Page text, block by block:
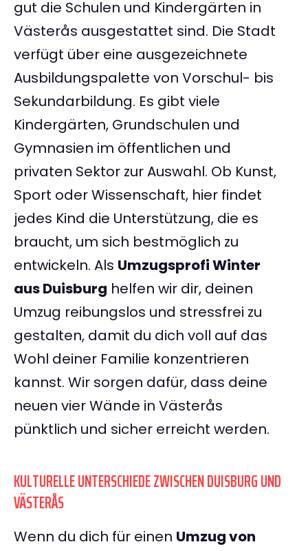
gut die Schulen und Kindergärten in
Västerås ausgestattet sind. Die Stadt
verfügt über eine ausgezeichnete
Ausbildungspalette von Vorschul- bis
Sekundarbildung. Es gibt viele
Kindergärten, Grundschulen und
Gymnasien im öffentlichen und
privaten Sektor zur Auswahl. Ob Kunst,
Sport oder Wissenschaft, hier findet
jedes Kind die Unterstützung, die es
braucht, um sich bestmöglich zu
entwickeln. Als Umzugsprofi Winter
aus Duisburg helfen wir dir, deinen
Umzug reibungslos und stressfrei zu
gestalten, damit du dich voll auf das
Wohl deiner Familie konzentrieren
kannst. Wir sorgen dafür, dass deine
neuen vier Wände in Västerås
pünktlich und sicher erreicht werden.
KULTURELLE UNTERSCHIEDE ZWISCHEN DUISBURG UND
VÄSTERÅS
Wenn du dich für einen Umzug von